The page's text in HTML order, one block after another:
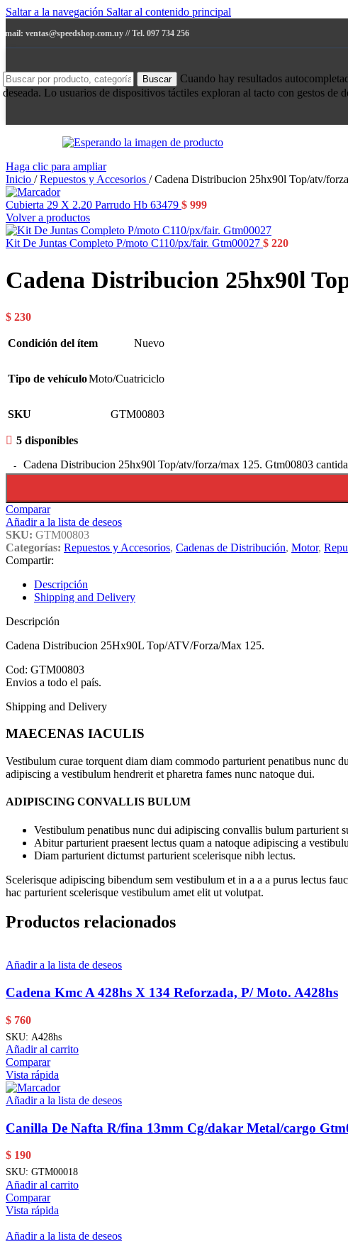
Saltar a la navegación Saltar al contenido principal
mail: ventas@speedshop.com.uy // Tel. 097 734 256
Buscar
Cuando hay resultados
deseada. Lo usuarios de dispositivos táctiles exploran al tacto con gestos de
Haga clic para ampliar
Inicio / Repuestos y Accesorios / Cadena Distribucion 25hx90l Top/atv/
Cubierta 29 X 2.20 Parrudo Hb 63479 $ 999
Volver a productos
Kit De Juntas Completo P/moto C110/px/fair. Gtm00027 $ 220
Cadena Distribucion 25hx90l
$ 230
Condición del ítem Nuevo
Tipo de vehículoMoto/Cuatriciclo
SKU GTM00803
5 disponibles
Cadena Distribucion 25hx90l Top/atv/forza/max 125. Gtm00803
Comparar
Añadir a la lista de deseos
SKU: GTM00803
Categorías: Repuestos y Accesorios, Cadenas de Distribución, Motor,
Compartir:
Descripción
Shipping and Delivery
Descripción
Cadena Distribucion 25Hx90L Top/ATV/Forza/Max 125.
Cod: GTM00803
Envios a todo el país.
Shipping and Delivery
MAECENAS IACULIS
Vestibulum curae torquent diam diam commodo parturient penatibus nunc
adipiscing a vestibulum hendrerit et pharetra fames nunc natoque dui.
ADIPISCING CONVALLIS BULUM
Vestibulum penatibus nunc dui adipiscing convallis bulum parturient
Abitur parturient praesent lectus quam a natoque adipiscing a
Diam parturient dictumst parturient scelerisque nibh lectus.
Scelerisque adipiscing bibendum sem vestibulum et in a a a purus lectus
hac parturient scelerisque vestibulum amet elit ut volutpat.
Productos relacionados
Añadir a la lista de deseos
Cadena Kmc A 428hs X 134 Reforzada, P/ Moto. A428hs
$ 760
SKU: A428hs
Añadir al carrito
Comparar
Vista rápida
Añadir a la lista de deseos
Canilla De Nafta R/fina 13mm Cg/dakar Metal/cargo
$ 190
SKU: GTM00018
Añadir al carrito
Comparar
Vista rápida
Añadir a la lista de deseos